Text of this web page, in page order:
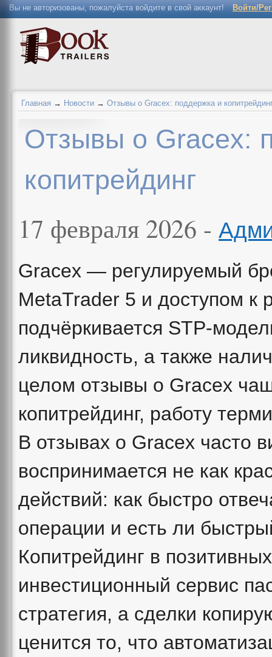
Вы не авторизованы, пожалуйста войдите в свой аккаунт! Войти/
Главная → Новости → Отзывы о Gracex: поддержка и
Отзывы о Gracex:
копитрейдинг
17 февраля 2026 -
Gracex — регулируемый
MetaTrader 5 и доступом к
подчёркивается
ликвидность, а также
целом отзывы о Gracex
копитрейдинг, работу
В отзывах о Gracex часто
воспринимается не как
действий: как быстро
операции и есть ли
Копитрейдинг в
инвестиционный сервис
стратегия, а сделки
ценится то, что